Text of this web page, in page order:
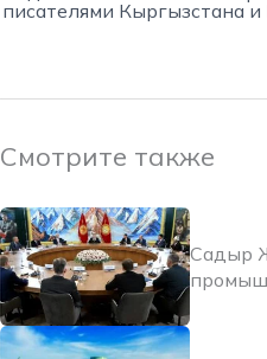
писателями Кыргызстана
Смотрите также
Садыр